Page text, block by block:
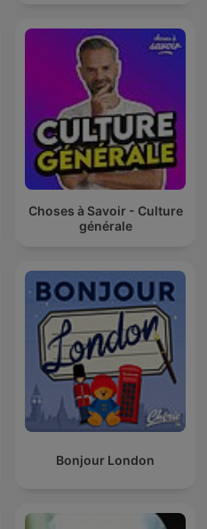
Choses à Savoir - Culture
générale
Bonjour London